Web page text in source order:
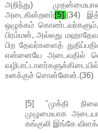
அறிந்து)
அடைகின்றனர்[5].(34)
ஒழுக்கம் கொண்டவர்களும்,
பிரம்மன், அல்லது
பிற தேவர்களைத்
என்னையே அடைவதில்
உனக்குச் சொன்னேன்.(36)
[5] "முக்தி
முழுமையாக
கங்குலி இங்கே